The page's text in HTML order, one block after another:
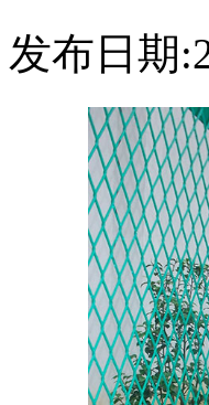
发布日期